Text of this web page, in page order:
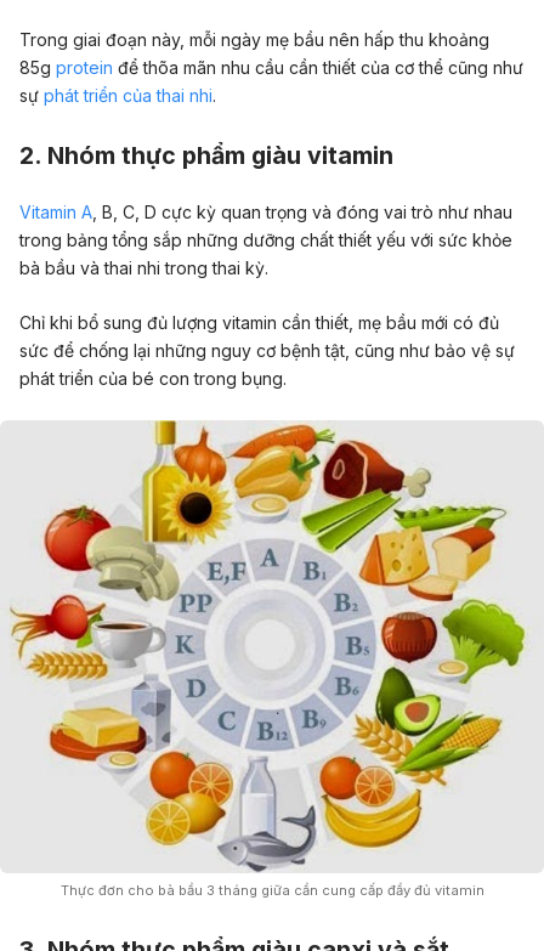
Trong giai đoạn này, mỗi ngày mẹ bầu nên hấp thu khoảng
85g protein để thõa mãn nhu cầu cần thiết của cơ thể cũng như
sự phát triển của thai nhi.
2. Nhóm thực phẩm giàu vitamin
Vitamin A , B, C, D cực kỳ quan trọng và đóng vai trò như nhau
trong bảng tổng sắp những dưỡng chất thiết yếu với sức khỏe
bà bầu và thai nhi trong thai kỳ.
Chỉ khi bổ sung đủ lượng vitamin cần thiết, mẹ bầu mới có đủ
sức để chống lại những nguy cơ bệnh tật, cũng như bảo vệ sự
phát triển của bé con trong bụng.
Thực đơn cho bà bầu 3 tháng giữa cần cung cấp đầy đủ vitamin